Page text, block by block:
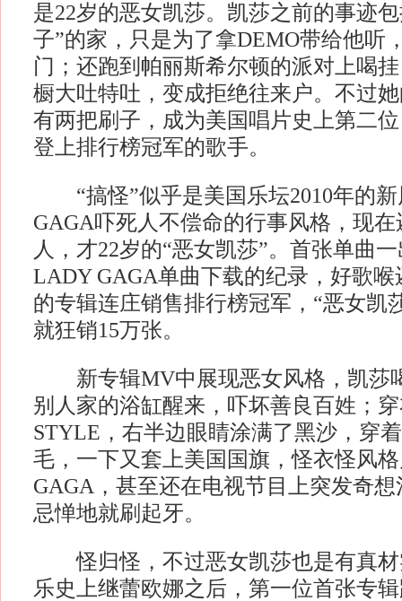
是22岁的恶女凯莎。凯莎之前的事迹
子”的家，只是为了拿DEMO带给他听
门；还跑到帕丽斯希尔顿的派对上喝
橱大吐特吐，变成拒绝往来户。不过
有两把刷子，成为美国唱片史上第二
登上排行榜冠军的歌手。
“搞怪”似乎是美国乐坛2010年的新
GAGA吓死人不偿命的行事风格，现
人，才22岁的“恶女凯莎”。首张单曲
LADY GAGA单曲下载的纪录，好歌
的专辑连庄销售排行榜冠军，“恶女凯
就狂销15万张。
新专辑MV中展现恶女风格，凯莎
别人家的浴缸醒来，吓坏善良百姓；
STYLE，右半边眼睛涂满了黑沙，穿
毛，一下又套上美国国旗，怪衣怪风
GAGA，甚至还在电视节目上突发奇
忌惮地就刷起牙。
怪归怪，不过恶女凯莎也是有真材
乐史上继蕾欧娜之后，第一位首张专